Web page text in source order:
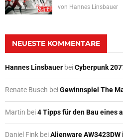
von Hannes Linsbauer
NEUESTE KOMMENTARE
Hannes Linsbauer beiCyberpunk
Renate Busch beiGewinnspiel The
Martin bei4 Tipps für den Bau eines
Daniel Fink beiAlienware